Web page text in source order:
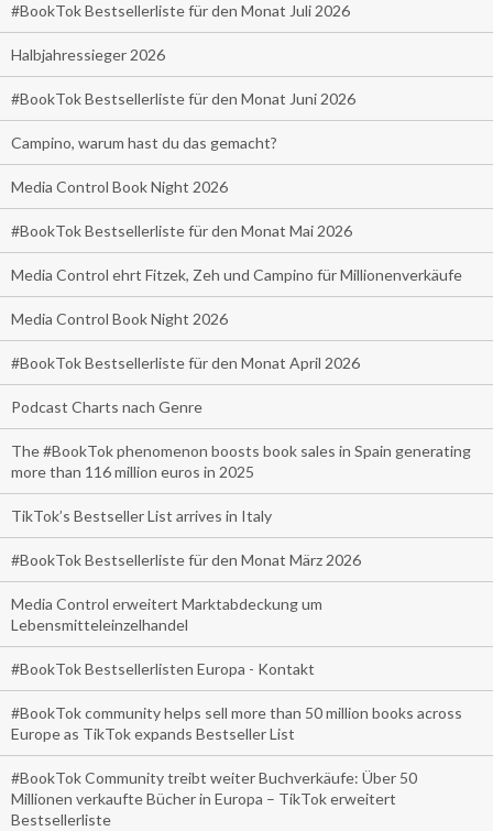
#BookTok Bestsellerliste für den Monat Juli 2026
Halbjahressieger 2026
#BookTok Bestsellerliste für den Monat Juni 2026
Campino, warum hast du das gemacht?
Media Control Book Night 2026
#BookTok Bestsellerliste für den Monat Mai 2026
Media Control ehrt Fitzek, Zeh und Campino für Millionenverkäufe
Media Control Book Night 2026
#BookTok Bestsellerliste für den Monat April 2026
Podcast Charts nach Genre
The #BookTok phenomenon boosts book sales in Spain generating
more than 116 million euros in 2025
TikTok’s Bestseller List arrives in Italy
#BookTok Bestsellerliste für den Monat März 2026
Media Control erweitert Marktabdeckung um
Lebensmitteleinzelhandel
#BookTok Bestsellerlisten Europa - Kontakt
#BookTok community helps sell more than 50 million books across
Europe as TikTok expands Bestseller List
#BookTok Community treibt weiter Buchverkäufe: Über 50
Millionen verkaufte Bücher in Europa – TikTok erweitert
Bestsellerliste